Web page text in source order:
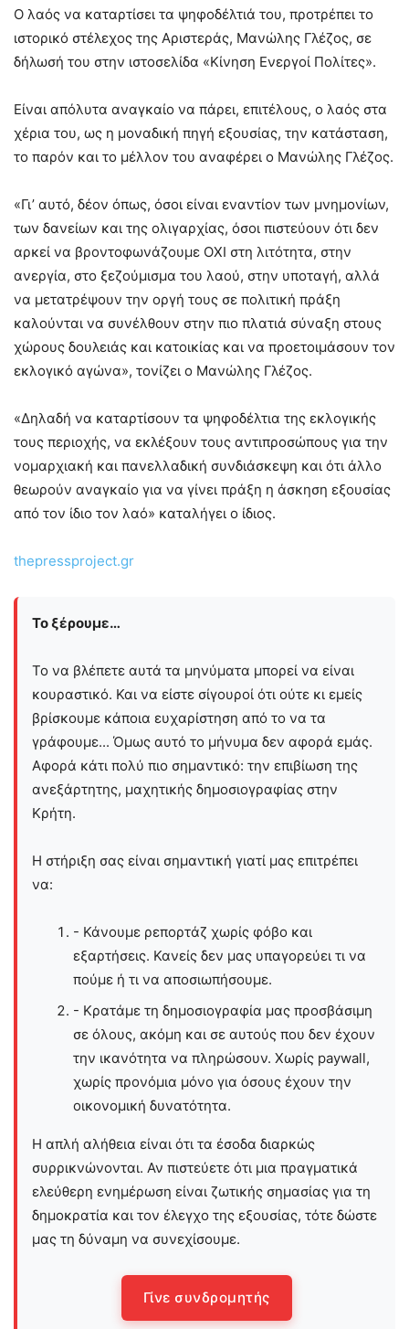
Ο λαός να καταρτίσει τα ψηφοδέλτιά του, προτρέπει το
ιστορικό στέλεχος της Αριστεράς, Μανώλης Γλέζος, σε
δήλωσή του στην ιστοσελίδα «Κίνηση Ενεργοί Πολίτες».
Είναι απόλυτα αναγκαίο να πάρει, επιτέλους, ο λαός στα
χέρια του, ως η μοναδική πηγή εξουσίας, την κατάσταση,
το παρόν και το μέλλον του αναφέρει ο Μανώλης Γλέζος.
«Γι’ αυτό, δέον όπως, όσοι είναι εναντίον των μνημονίων,
των δανείων και της ολιγαρχίας, όσοι πιστεύουν ότι δεν
αρκεί να βροντοφωνάζουμε ΟΧΙ στη λιτότητα, στην
ανεργία, στο ξεζούμισμα του λαού, στην υποταγή, αλλά
να μετατρέψουν την οργή τους σε πολιτική πράξη
καλούνται να συνέλθουν στην πιο πλατιά σύναξη στους
χώρους δουλειάς και κατοικίας και να προετοιμάσουν τον
εκλογικό αγώνα», τονίζει ο Μανώλης Γλέζος.
«Δηλαδή να καταρτίσουν τα ψηφοδέλτια της εκλογικής
τους περιοχής, να εκλέξουν τους αντιπροσώπους για την
νομαρχιακή και πανελλαδική συνδιάσκεψη και ότι άλλο
θεωρούν αναγκαίο για να γίνει πράξη η άσκηση εξουσίας
από τον ίδιο τον λαό» καταλήγει ο ίδιος.
thepressproject.gr
Το ξέρουμε…
Το να βλέπετε αυτά τα μηνύματα μπορεί να είναι
κουραστικό. Και να είστε σίγουροί ότι ούτε κι εμείς
βρίσκουμε κάποια ευχαρίστηση από το να τα
γράφουμε... Όμως αυτό το μήνυμα δεν αφορά εμάς.
Αφορά κάτι πολύ πιο σημαντικό: την επιβίωση της
ανεξάρτητης, μαχητικής δημοσιογραφίας στην
Kρήτη.
Η στήριξη σας είναι σημαντική γιατί μας επιτρέπει
να:
- Κάνουμε ρεπορτάζ χωρίς φόβο και
εξαρτήσεις. Κανείς δεν μας υπαγορεύει τι να
πούμε ή τι να αποσιωπήσουμε.
- Κρατάμε τη δημοσιογραφία μας προσβάσιμη
σε όλους, ακόμη και σε αυτούς που δεν έχουν
την ικανότητα να πληρώσουν. Χωρίς paywall,
χωρίς προνόμια μόνο για όσους έχουν την
οικονομική δυνατότητα.
Η απλή αλήθεια είναι ότι τα έσοδα διαρκώς
συρρικνώνονται. Αν πιστεύετε ότι μια πραγματικά
ελεύθερη ενημέρωση είναι ζωτικής σημασίας για τη
δημοκρατία και τον έλεγχο της εξουσίας, τότε δώστε
μας τη δύναμη να συνεχίσουμε.
Γίνε συνδρομητής